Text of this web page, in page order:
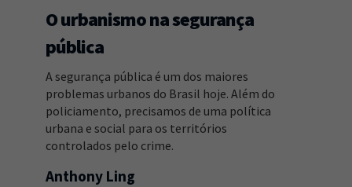
O urbanismo na segurança
pública
A segurança pública é um dos maiores
problemas urbanos do Brasil hoje. Além do
policiamento, precisamos de uma política
urbana e social para os territórios
controlados pelo crime.
Anthony Ling